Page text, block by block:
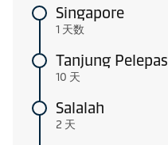
Singapore
1 天数
Tanjung Pelepas
10 天
Salalah
2 天